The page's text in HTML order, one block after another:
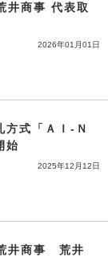
井商事 代表取
2026年01月01日
方式「ＡＩ-Ｎ
始
2025年12月12日
井商事 荒井